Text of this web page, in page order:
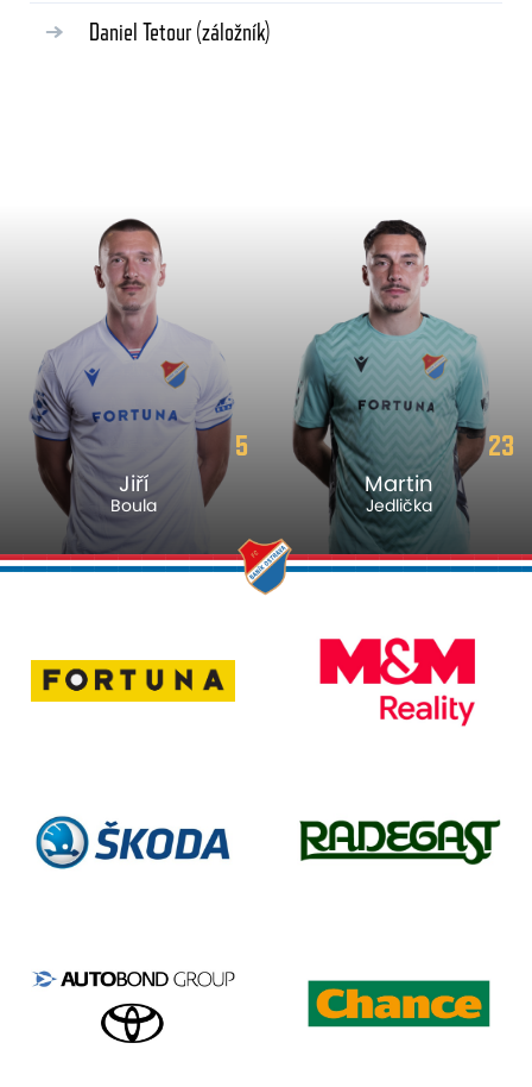
Daniel Tetour (záložník)
5
Jiří
Boula
23
Martin
Jedlička